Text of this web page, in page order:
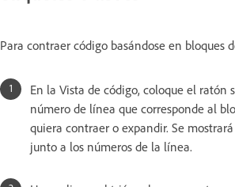
Para contraer código basándose en bloques
En la Vista de código, coloque el ratón
número de línea que corresponde al
quiera contraer o expandir. Se
junto a los números de la línea.